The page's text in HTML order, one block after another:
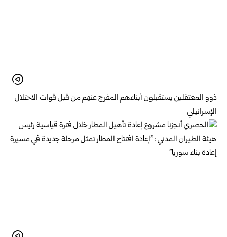
ذوو المعتقلين يستقبلون أبناءهم المفرج عنهم من قبل قوات الاحتلال
الإسرائيلي